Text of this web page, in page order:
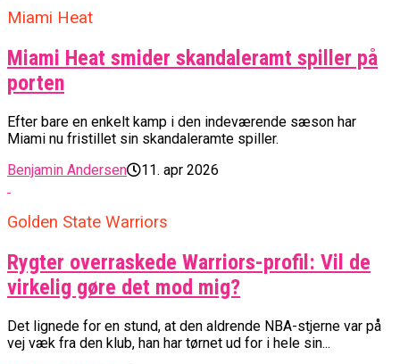
Miami Heat
Miami Heat smider skandaleramt spiller på
porten
Efter bare en enkelt kamp i den indeværende sæson har
Miami nu fristillet sin skandaleramte spiller.
Benjamin Andersen
11. apr 2026
Golden State Warriors
Rygter overraskede Warriors-profil: Vil de
virkelig gøre det mod mig?
Det lignede for en stund, at den aldrende NBA-stjerne var på
vej væk fra den klub, han har tørnet ud for i hele sin...